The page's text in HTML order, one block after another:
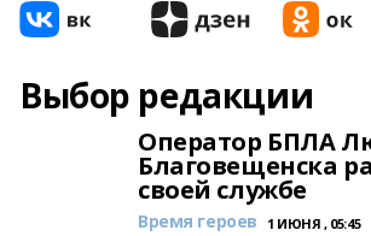
Выбор редакции
Оператор БПЛА
Благовещенска
своей службе
Время героев 1 ИЮНЯ , 05:45